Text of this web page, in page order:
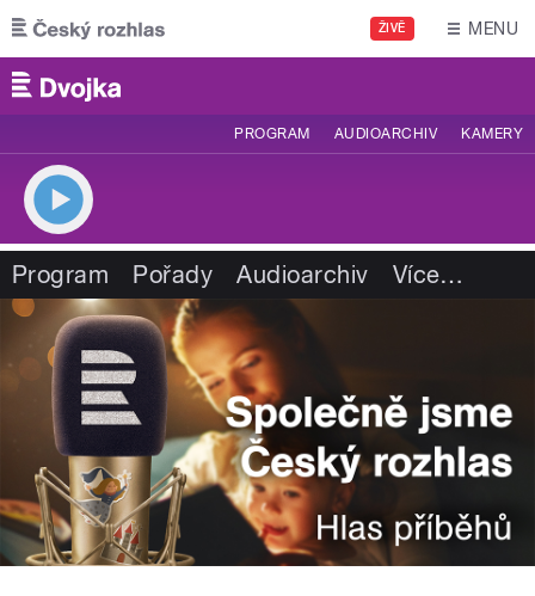
Přejít k hlavnímu obsahu
ŽIVĚ MENU
PROGRAM AUDIOARCHIV KAMERY
Program Pořady Audioarchiv Více…